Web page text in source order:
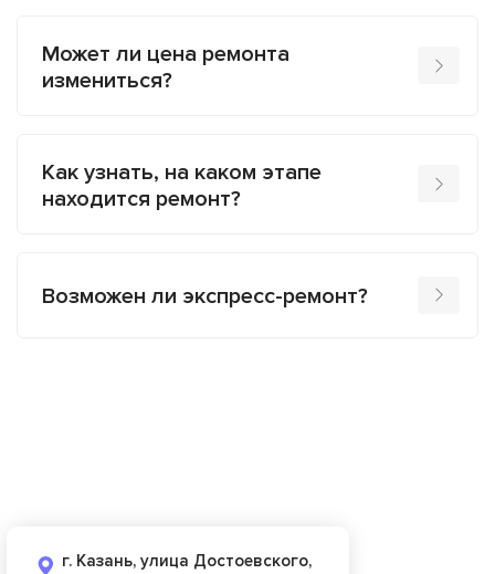
Может ли цена ремонта
измениться?
Как узнать, на каком этапе
находится ремонт?
Возможен ли экспресс-ремонт?
г. Казань, улица Достоевского,